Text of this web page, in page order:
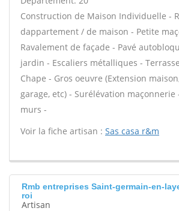
Construction de Maison Individuelle -
dappartement / de maison - Petite
Ravalement de façade - Pavé
jardin - Escaliers métalliques -
Chape - Gros oeuvre (Extension
garage, etc) - Surélévation
murs -
Voir la fiche artisan : Sas casa r&m
Rmb entreprises Saint-germain-en-
roi
Artisan